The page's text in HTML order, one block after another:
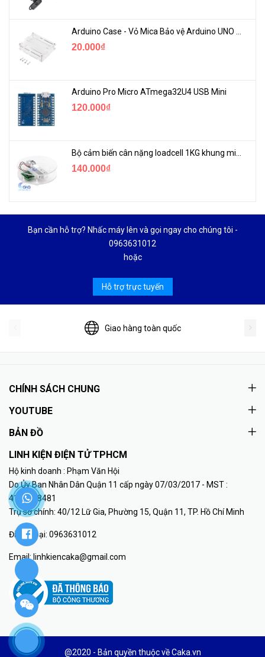
20.000₫
Arduino Pro Micro ATmega32U4 USB Mini
120.000₫
140.000₫
Bạn cần hỗ trợ? Nhấc máy lên và gọi ngay cho chúng tôi -
0963631012
hoặc
Hỗ trợ trực tuyến
Giao hàng toàn quốc
CHÍNH SÁCH CHUNG
YOUTUBE
BẢN ĐỒ
LINH KIỆN ĐIỆN TỬ TPHCM
Hộ kinh doanh : Phạm Văn Hội
Do Ủy Ban Nhân Dân Quận 11 cấp ngày 07/03/2017 - MST :
41K8018481
Trụ sở chính: 40/12 Lữ Gia, Phường 15, Quận 11, TP. Hồ Chí Minh
Điện thoại: 0963631012
Email: linhkiencaka@gmail.com
@2020 - Bản quyền thuộc về Caka.vn